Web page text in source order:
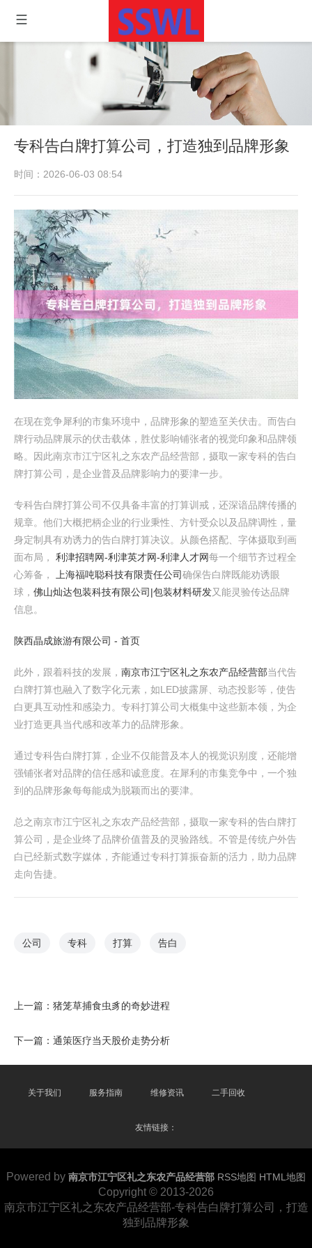
专科告白牌打算公司，打造独到品牌形象
时间：2026-06-03 08:54
在现在竞争犀利的市集环境中，品牌形象的塑造至关伏击。而告白
牌行动品牌展示的伏击载体，胜仗影响铺张者的视觉印象和品牌领
略。因此南京市江宁区礼之东农产品经营部，摄取一家专科的告白
牌打算公司，是企业普及品牌影响力的要津一步。
专科告白牌打算公司不仅具备丰富的打算训戒，还深谙品牌传播的
规章。他们大概把柄企业的行业秉性、方针受众以及品牌调性，量
身定制具有劝诱力的告白牌打算决议。从颜色搭配、字体摄取到画
面布局， 利津招聘网-利津英才网-利津人才网每一个细节齐过程全
心筹备，
上海福吨聪科技有限责任公司确保告白牌既能劝诱眼
球， 佛山灿达包装科技有限公司|包装材料研发又能灵验传达品牌
信息。
陕西晶成旅游有限公司 - 首页
此外，跟着科技的发展， 南京市江宁区礼之东农产品经营部当代告
白牌打算也融入了数字化元素，如LED披露屏、动态投影等，使告
白更具互动性和感染力。专科打算公司大概集中这些新本领，为企
业打造更具当代感和改革力的品牌形象。
通过专科告白牌打算，企业不仅能普及本人的视觉识别度，还能增
强铺张者对品牌的信任感和诚意度。在犀利的市集竞争中，一个独
到的品牌形象每每能成为脱颖而出的要津。
总之南京市江宁区礼之东农产品经营部，摄取一家专科的告白牌打
算公司，是企业终了品牌价值普及的灵验路线。不管是传统户外告
白已经新式数字媒体，齐能通过专科打算振奋新的活力，助力品牌
走向告捷。
公司 专科 打算 告白
上一篇： 猪笼草捕食虫豸的奇妙进程
下一篇： 通策医疗当天股价走势分析
关于我们 服务指南 维修资讯 二手回收
友情链接：
Powered by 南京市江宁区礼之东农产品经营部 RSS地图 HTML地图
Copyright © 2013-2026
南京市江宁区礼之东农产品经营部-专科告白牌打算公司，打造
独到品牌形象